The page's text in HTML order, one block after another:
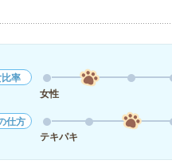
比率
女性
仕方
テキパキ